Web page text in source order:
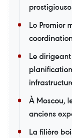
Le Premier
Le
À Moscou,
anciens
La filière